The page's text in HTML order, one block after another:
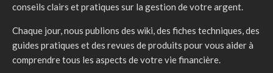
conseils clairs et pratiques sur la gestion de votre argent.
Chaque jour, nous publions des wiki, des fiches techniques, des
guides pratiques et des revues de produits pour vous aider à
comprendre tous les aspects de votre vie financière.